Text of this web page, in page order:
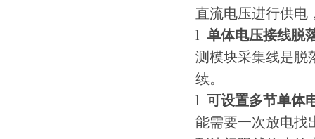
直流电压进行供电
l 单体电压接线脱
测模块采集线是脱
续。
l 可设置多节单体
能需要一次放电找